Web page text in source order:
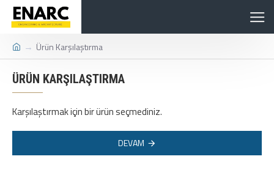
Ürün Karşılaştırma
ÜRÜN KARŞILAŞTIRMA
Karşılaştırmak için bir ürün seçmediniz.
DEVAM